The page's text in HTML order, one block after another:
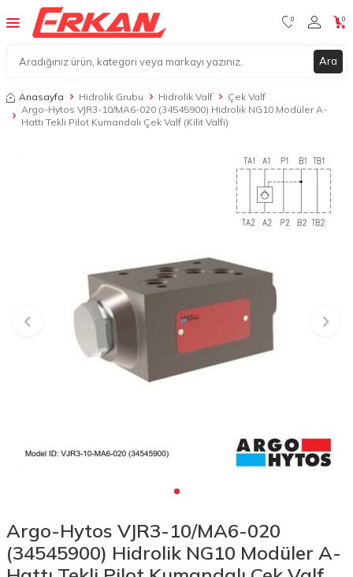
Ara
0 0
Anasayfa Hidrolik Grubu Hidrolik Valf
Çek Valf
Argo-Hytos VJR3-10/MA6-020 (34545900) Hidrolik NG10 Modüler A-
Hattı Tekli Pilot Kumandalı Çek Valf (Kilit Valfi)
Argo-Hytos VJR3-10/MA6-020
(34545900) Hidrolik NG10 Modüler A-